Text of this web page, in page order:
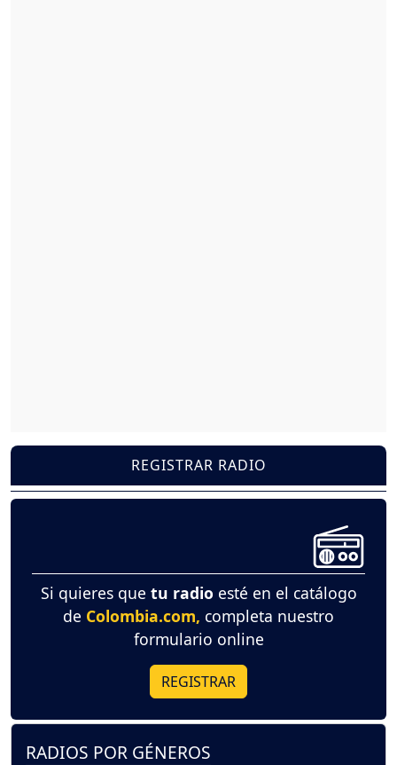
REGISTRAR RADIO
Si quieres que tu radio esté en el catálogo
de Colombia.com, completa nuestro
formulario online
REGISTRAR
RADIOS POR GÉNEROS